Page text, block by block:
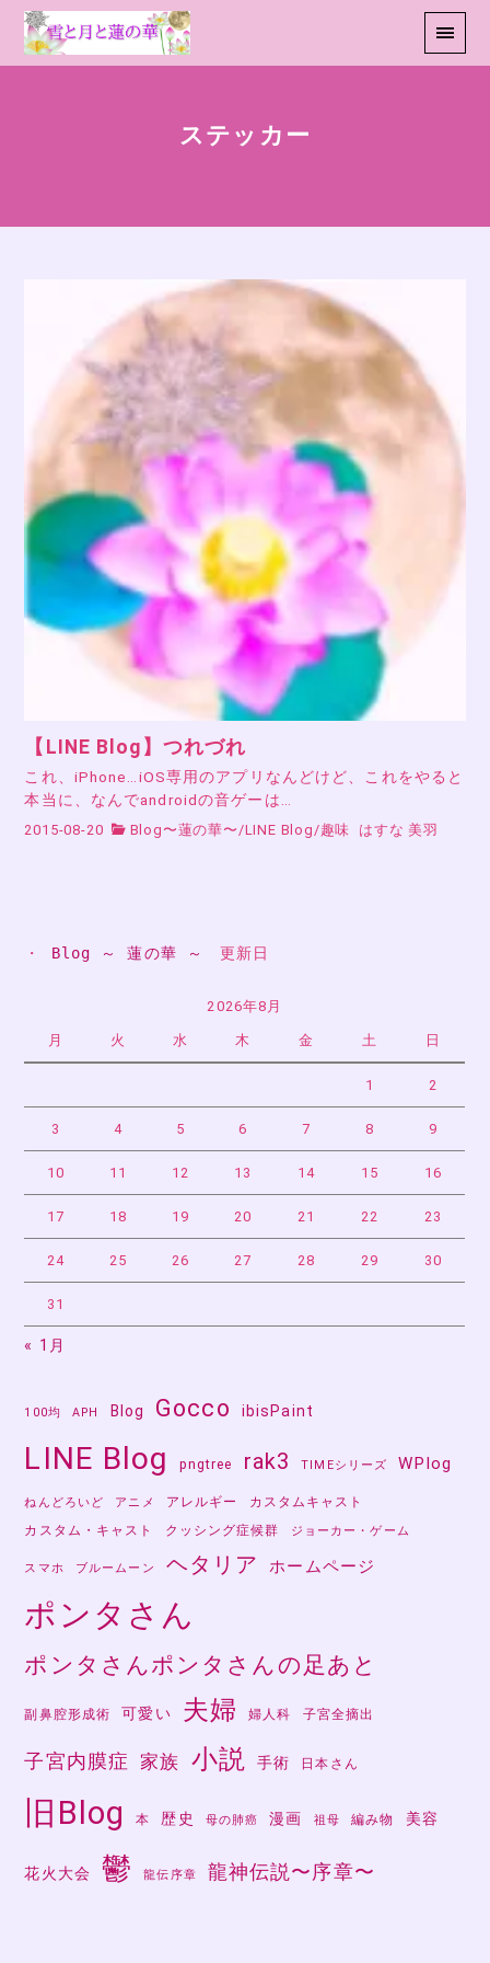
ステッカー
【LINE Blog】つれづれ
これ、iPhone…iOS専用のアプリなんどけど、これをやると
本当に、なんでandroidの音ゲーは…
2015-08-20 Blog〜蓮の華〜 /LINE Blog /趣味 はすな 美羽
・ Blog ～ 蓮の華 ～ 更新日
2026年8月
月 火 水 木 金 土 日
1 2
3 4 5 6 7 8 9
10 11 12 13 14 15 16
17 18 19 20 21 22 23
24 25 26 27 28 29 30
31
« 1月
100均 APH Blog Gocco ibisPaint
LINE Blog pngtree rak3 TIMEシリーズ WPlog
ねんどろいど アニメ アレルギー
カスタムキャスト
カスタム・キャスト
クッシング症候群 ジョーカー・ゲーム
スマホ ブルームーン ヘタリア ホームページ
ポンタさん
ポンタさんポンタさんの足あと
副鼻腔形成術 可愛い 夫婦 婦人科 子宮全摘出
子宮内膜症 家族 小説 手術 日本さん
旧Blog 本 歴史 母の肺癌 漫画 祖母 編み物 美容
花火大会 鬱 龍伝序章 龍神伝説〜序章〜